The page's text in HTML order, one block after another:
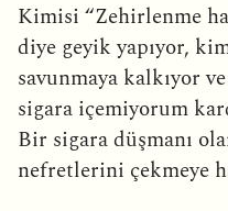
Kimisi “Zehirlenme
diye geyik yapıyor,
savunmaya kalkıyor
sigara içemiyorum
Bir sigara düşmanı
nefretlerini çekmeye